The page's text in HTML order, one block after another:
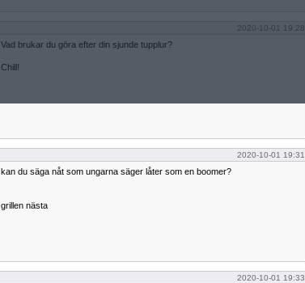
2020-10-01 19:28
Vad brukar du göra efter din sjunde tupplur?
Chill!
2020-10-01 19:31
kan du säga nåt som ungarna säger låter som en boomer?
grillen nästa
2020-10-01 19:33